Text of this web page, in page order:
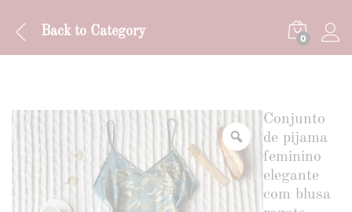
Back to Category
0
Conjunto
de pijama
feminino
elegante
com blusa